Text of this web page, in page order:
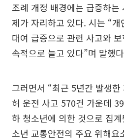
조례 개정 배경에는 급증하는
제가 자리하고 있다. 시는 “개
대여 급증으로 관련 사고와
속적으로 늘고 있다”며 말했
그러면서 “최근 5년간 발생
허 운전 사고 570건 가운데
하 청소년에 의한 것으로 집
소년 교통안전의 주요 위해요